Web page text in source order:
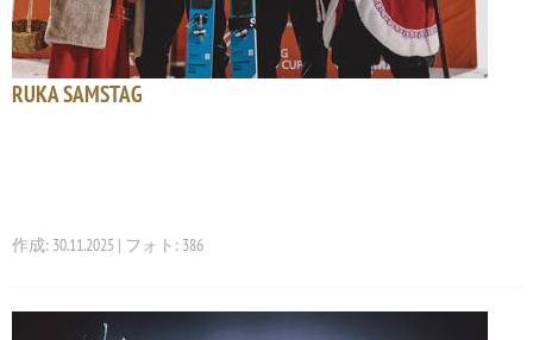
RUKA SAMSTAG
作成: 30.11.2025 | フォト: 386